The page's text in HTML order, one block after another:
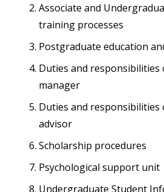
Associate and
training processes
Postgraduate education
Duties and
manager
Duties and responsibilities
advisor
Scholarship procedures
Psychological support unit
Undergraduate Student